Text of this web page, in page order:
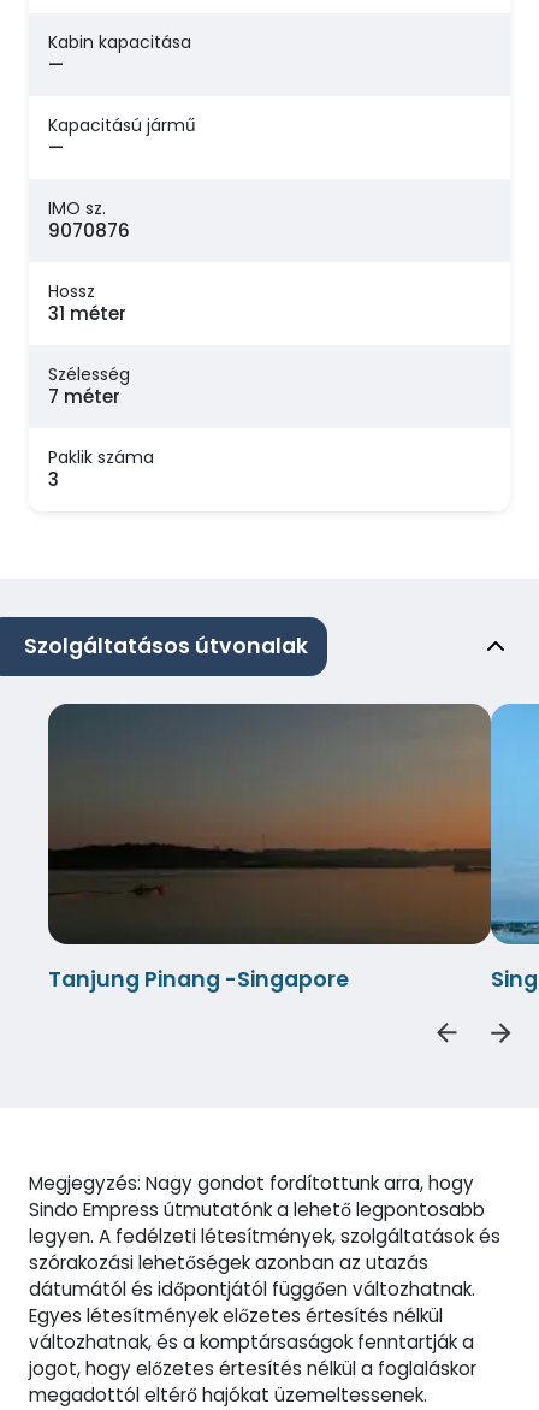
Kabin kapacitása
—
Kapacitású jármű
—
IMO sz.
9070876
Hossz
31 méter
Szélesség
7 méter
Paklik száma
3
Szolgáltatásos útvonalak
Tanjung Pinang -Singapore
Megjegyzés: Nagy gondot fordítottunk arra, hogy
Sindo Empress útmutatónk a lehető legpontosabb
legyen. A fedélzeti létesítmények, szolgáltatások és
szórakozási lehetőségek azonban az utazás
dátumától és időpontjától függően változhatnak.
Egyes létesítmények előzetes értesítés nélkül
változhatnak, és a komptársaságok fenntartják a
jogot, hogy előzetes értesítés nélkül a foglaláskor
megadottól eltérő hajókat üzemeltessenek.